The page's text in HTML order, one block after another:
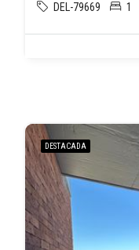
DEL-79669 1
DESTACADA